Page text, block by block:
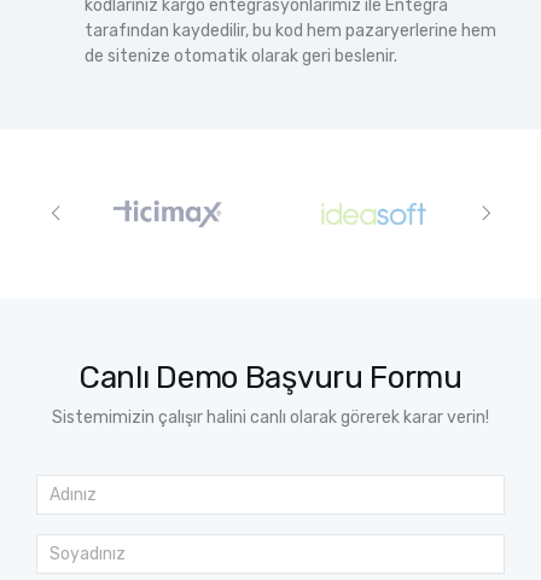
kodlarınız kargo entegrasyonlarımız ile Entegra
tarafından kaydedilir, bu kod hem pazaryerlerine hem
de sitenize otomatik olarak geri beslenir.
Canlı Demo Başvuru Formu
Sistemimizin çalışır halini canlı olarak görerek karar verin!